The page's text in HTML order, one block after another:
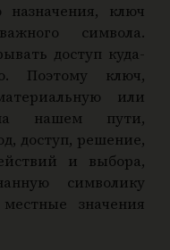
назначения, ключ
символа.
доступ куда-
Поэтому ключ,
или
нашем пути,
доступ, решение,
и выбора,
символику
значения